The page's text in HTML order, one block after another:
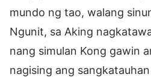
mundo ng tao, walang
Ngunit, sa Aking
nang simulan Kong gawin
nagising ang